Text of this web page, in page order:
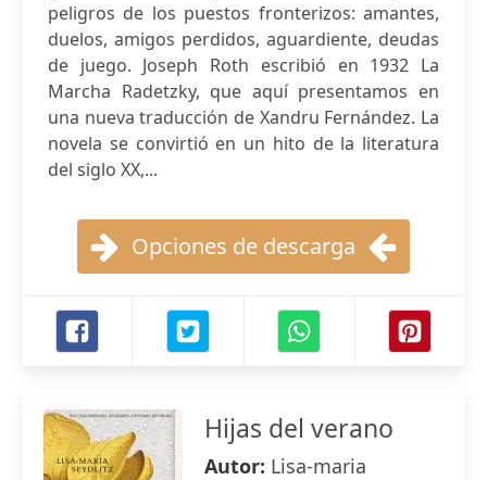
peligros de los puestos fronterizos: amantes,
duelos, amigos perdidos, aguardiente, deudas
de juego. Joseph Roth escribió en 1932 La
Marcha Radetzky, que aquí presentamos en
una nueva traducción de Xandru Fernández. La
novela se convirtió en un hito de la literatura
del siglo XX,...
Opciones de descarga
Hijas del verano
Autor: Lisa-maria